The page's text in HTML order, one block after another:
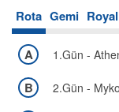
Rota Gemi
A 1.Gün -
B 2.Gün -